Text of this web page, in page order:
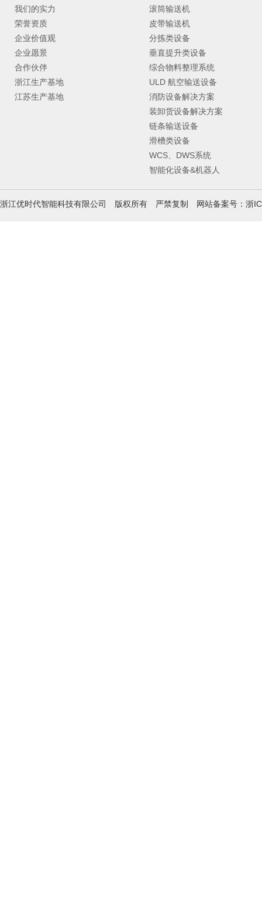
浙江优时代智能科技有限公司 版权所有 严禁复制 网站备案号： 浙
我们的实力
荣誉资质
企业价值观
企业愿景
合作伙伴
浙江生产基地
江苏生产基地
滚筒输送机
皮带输送机
分拣类设备
垂直提升类设备
综合物料整理系统
ULD 航空输送设备
消防设备解决方案
装卸货设备解决方案
链条输送设备
滑槽类设备
WCS、DWS系统
智能化设备&机器人